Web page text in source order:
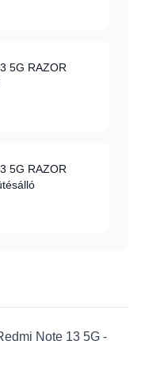
5G RAZOR
5G RAZOR
Note 13 5G -